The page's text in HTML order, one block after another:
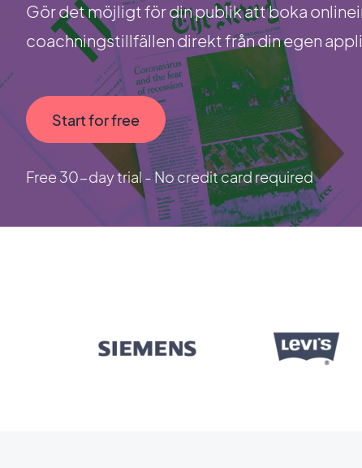
Gör det möjligt för din publik att boka
coachningstillfällen direkt från din egen
Start for free
Free 30-day trial - No credit card required